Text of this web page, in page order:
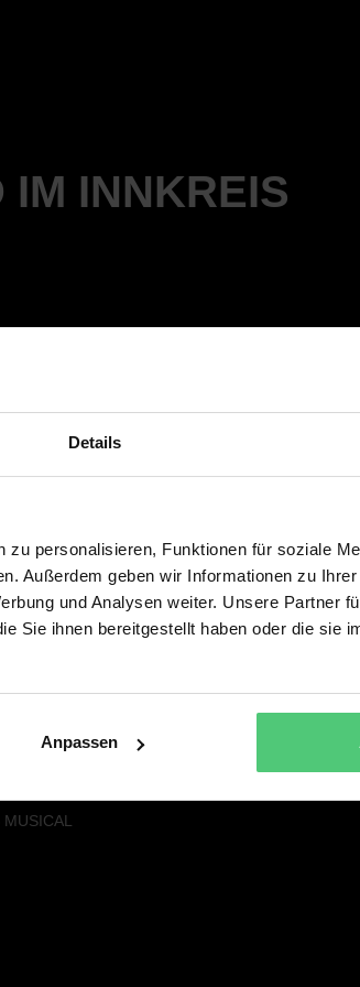
Details
personalisieren, Funktionen für soziale
Außerdem geben wir Informationen zu
und Analysen weiter. Unsere Partner
Sie ihnen bereitgestellt haben oder die sie
Anpassen
IM INNKREIS
Shows
HIMMLISCHE
- DAS MUSICAL
FÜR
PRESSE
NEWSLETTER